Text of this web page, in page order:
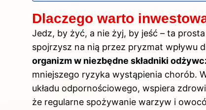
Dlaczego warto
Jedz, by żyć, a nie żyj, by jeść – ta
spojrzysz na nią przez pryzmat wpływu
organizm w niezbędne składniki
mniejszego ryzyka wystąpienia chorób.
układu odpornościowego, wspiera
że regularne spożywanie warzyw i